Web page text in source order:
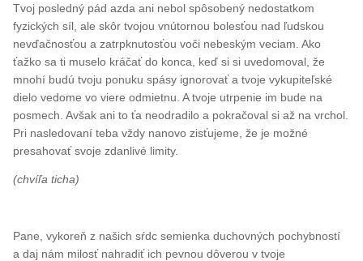
Tvoj posledný pád azda ani nebol spôsobený nedostatkom
fyzických síl, ale skôr tvojou vnútornou bolesťou nad ľudskou
nevďačnosťou a zatrpknutosťou voči nebeským veciam. Ako
ťažko sa ti muselo kráčať do konca, keď si si uvedomoval, že
mnohí budú tvoju ponuku spásy ignorovať a tvoje vykupiteľské
dielo vedome vo viere odmietnu. A tvoje utrpenie im bude na
posmech. Avšak ani to ťa neodradilo a pokračoval si až na vrchol.
Pri nasledovaní teba vždy nanovo zisťujeme, že je možné
presahovať svoje zdanlivé limity.
(chvíľa ticha)
Pane, vykoreň z našich sŕdc semienka duchovných pochybností
a daj nám milosť nahradiť ich pevnou dôverou v tvoje